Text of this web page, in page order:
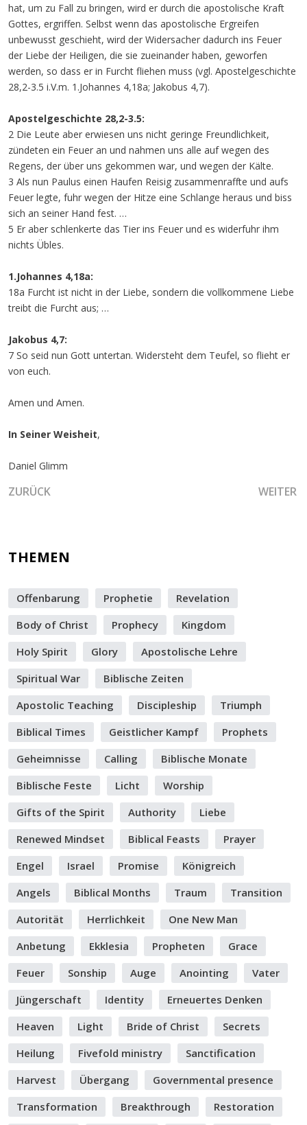
hat, um zu Fall zu bringen, wird er durch die apostolische Kraft
Gottes, ergriffen. Selbst wenn das apostolische Ergreifen
unbewusst geschieht, wird der Widersacher dadurch ins Feuer
der Liebe der Heiligen, die sie zueinander haben, geworfen
werden, so dass er in Furcht fliehen muss (vgl. Apostelgeschichte
28,2-3.5 i.V.m. 1.Johannes 4,18a; Jakobus 4,7).
Apostelgeschichte 28,2-3.5:
2 Die Leute aber erwiesen uns nicht geringe Freundlichkeit,
zündeten ein Feuer an und nahmen uns alle auf wegen des
Regens, der über uns gekommen war, und wegen der Kälte.
3 Als nun Paulus einen Haufen Reisig zusammenraffte und aufs
Feuer legte, fuhr wegen der Hitze eine Schlange heraus und biss
sich an seiner Hand fest. …
5 Er aber schlenkerte das Tier ins Feuer und es widerfuhr ihm
nichts Übles.
1.Johannes 4,18a:
18a Furcht ist nicht in der Liebe, sondern die vollkommene Liebe
treibt die Furcht aus; …
Jakobus 4,7:
7 So seid nun Gott untertan. Widersteht dem Teufel, so flieht er
von euch.
Amen und Amen.
In Seiner Weisheit,
Daniel Glimm
VORHERIGER BEITRAG: DIE AUSWIRKUNG DER ZUNGE UND
ZURÜCK WEITER
THEMEN
Offenbarung Prophetie
Revelation
Body of Christ
Prophecy
Kingdom
Holy Spirit
Glory
Apostolische Lehre
Spiritual War
Biblische Zeiten
Apostolic Teaching
Discipleship
Triumph
Biblical Times
Geistlicher Kampf
Prophets
Geheimnisse
Calling
Biblische Monate
Biblische Feste
Licht
Worship
Gifts of the Spirit
Authority
Liebe
Renewed Mindset
Biblical Feasts
Prayer
Engel
Israel Promise
Königreich
Angels
Biblical Months Traum
Transition
Autorität
Herrlichkeit
One New Man
Anbetung
Ekklesia Propheten
Grace
Feuer
Sonship Auge Anointing
Vater
Jüngerschaft
Identity
Erneuertes Denken
Heaven
Light Bride of Christ
Secrets
Heilung
Fivefold ministry
Sanctification
Harvest
Übergang
Governmental presence
Transformation
Breakthrough Restoration